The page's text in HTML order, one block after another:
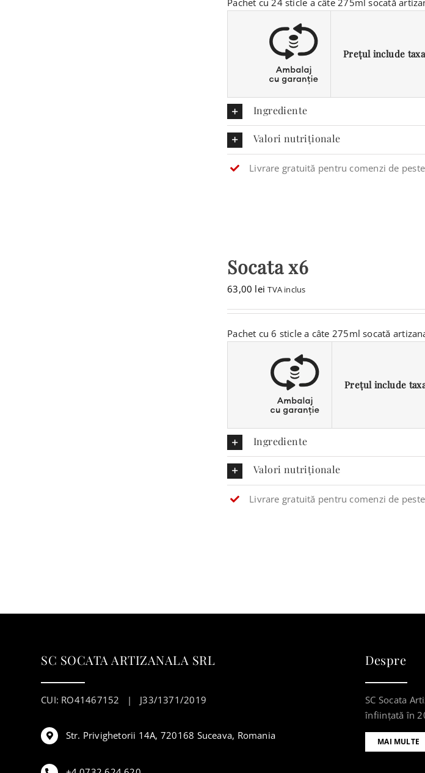
Pachet cu 24 sticle a câte 275ml socată
Prețul include
Ingrediente
Valori nutriționale
Livrare gratuită pentru comenzi de
Socata x6
63,00 lei TVA inclus
Pachet cu 6 sticle a câte 275ml socată
Prețul include
Ingrediente
Valori nutriționale
Livrare gratuită pentru comenzi de
SC SOCATA ARTIZANALA SRL
CUI: RO41467152 | J33/1371/2019
Str. Privighetorii 14A, 720168 Suceava, Romania
Despre
SC Socata
înființată în
MAI MULTE